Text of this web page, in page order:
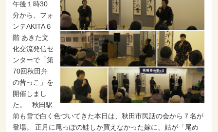
午後１時30
分から、フォ
ンテAKITA６
階 あきた文
化交流発信セ
ンターで「第
70回秋田弁
の昔っこ」を
開催しまし
た。 秋田駅
前も雪で白く色づいてきた本日は、秋田市民話の会から７名が
登場。 正月に尾っぽの鮭しか買えなかった嫁に、姑が「尾め